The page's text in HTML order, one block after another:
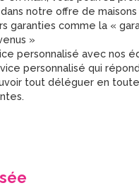
notre offre de
garanties comme la «
»
personnalisé avec
personnalisé qui
tout déléguer en